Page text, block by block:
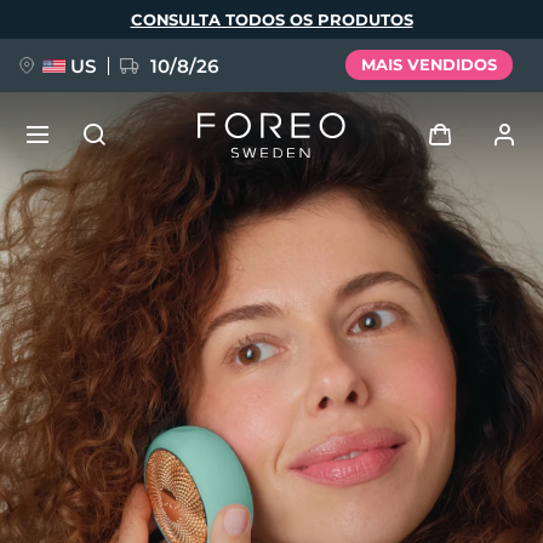
principal
CONSULTA TODOS OS PRODUTOS
US 10/8/26 MAIS VENDIDOS
Entrar
Perfil de usuário
Meus aparelhos
Meus pedidos
Meus endereços
As minhas subscrições
NOVIDADE
FAQ™ Pure Beauty-Tech Elixir
BREAKING NEWS
issa™ Teeth Whitening Set
Idioma
English Deutsch
Español
Français
Italiano
Português
Polski
Svenska
Русский
Türkçe
简体中文 繁體中文